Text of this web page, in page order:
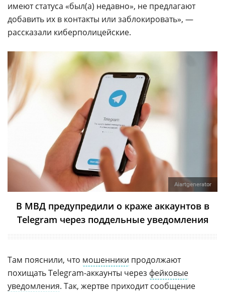
имеют статуса «был(а) недавно», не предлагают
добавить их в контакты или заблокировать», —
рассказали киберполицейские.
Aiartgenerator
В МВД предупредили о краже аккаунтов в
Telegram через поддельные уведомления
Там пояснили, что мошенники продолжают
похищать Telegram-аккаунты через фейковые
уведомления. Так, жертве приходит сообщение